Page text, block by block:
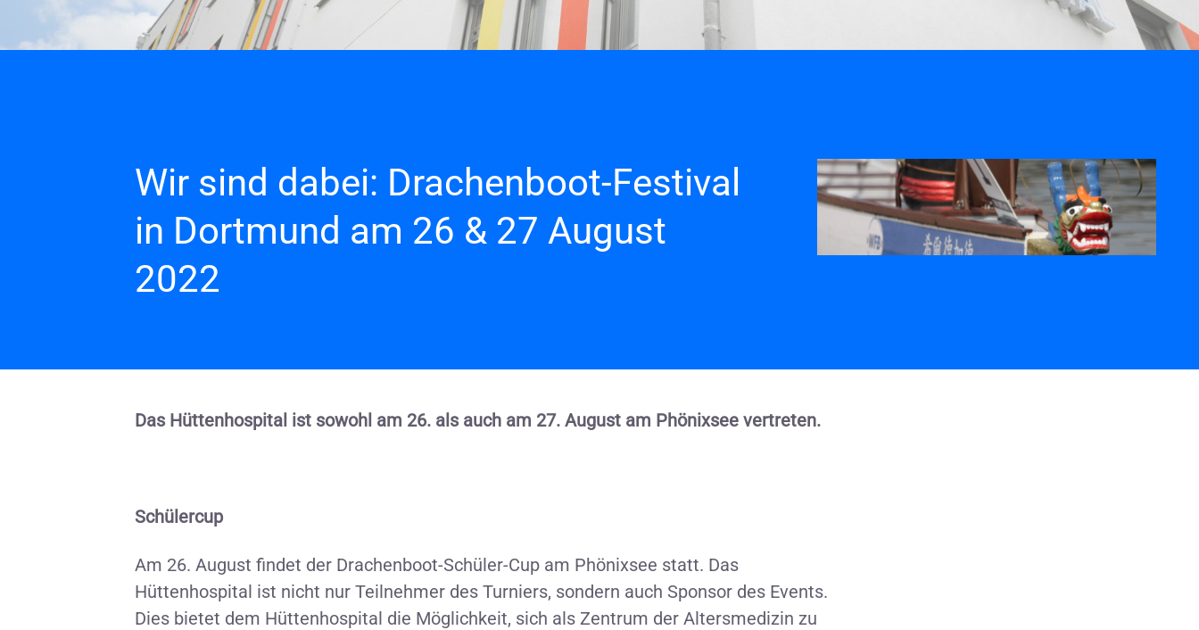
Wir sind dabei: Drachenboot-Festival
in Dortmund am 26 & 27 August
2022
Das Hüttenhospital ist sowohl am 26. als auch am 27. August am Phönixsee vertreten.
Schülercup
Am 26. August findet der Drachenboot-Schüler-Cup am Phönixsee statt. Das
Hüttenhospital ist nicht nur Teilnehmer des Turniers, sondern auch Sponsor des Events.
Dies bietet dem Hüttenhospital die Möglichkeit, sich als Zentrum der Altersmedizin zu